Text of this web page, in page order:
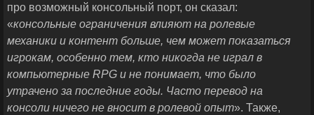
про возможный консольный порт, он сказал:
«консольные ограничения влияют на ролевые
механики и контент больше, чем может показаться
игрокам, особенно тем, кто никогда не играл в
компьютерные RPG и не понимает, что было
утрачено за последние годы. Часто перевод на
консоли ничего не вносит в ролевой опыт». Также,